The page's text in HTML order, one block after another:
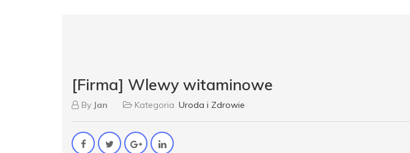
[Firma] Wlewy witaminowe
By Jan Kategoria Uroda i Zdrowie